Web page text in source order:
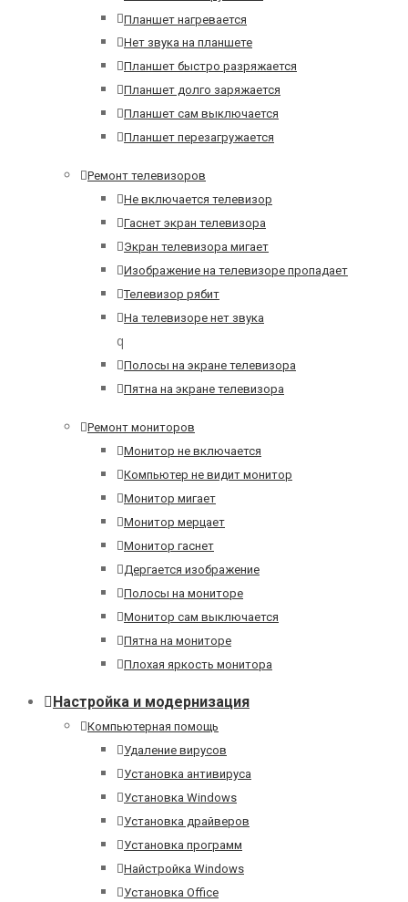
Планшет нагревается
Нет звука на планшете
Планшет быстро разряжается
Планшет долго заряжается
Планшет сам выключается
Планшет перезагружается
Ремонт телевизоров
Не включается телевизор
Гаснет экран телевизора
Экран телевизора мигает
Изображение на телевизоре пропадает
Телевизор рябит
На телевизоре нет звука
q
Полосы на экране телевизора
Пятна на экране телевизора
Ремонт мониторов
Монитор не включается
Компьютер не видит монитор
Монитор мигает
Монитор мерцает
Монитор гаснет
Дергается изображение
Полосы на мониторе
Монитор сам выключается
Пятна на мониторе
Плохая яркость монитора
Настройка и модернизация
Компьютерная помощь
Удаление вирусов
Установка антивируса
Установка Windows
Установка драйверов
Установка программ
Найстройка Windows
Установка Office